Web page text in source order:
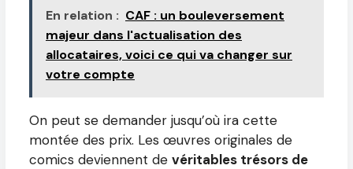
En relation : CAF : un bouleversement
majeur dans l'actualisation des
allocataires, voici ce qui va changer sur
votre compte
On peut se demander jusqu’où ira cette
montée des prix. Les œuvres originales de
comics deviennent de véritables trésors de